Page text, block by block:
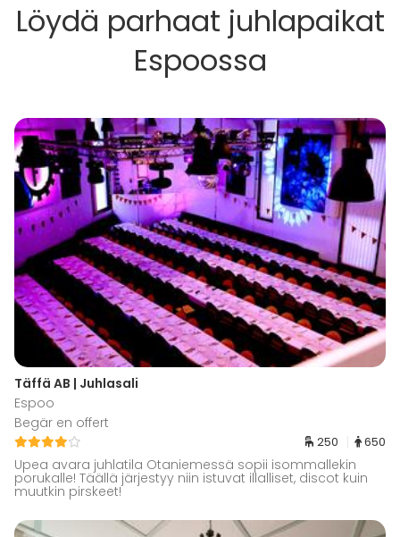
Löydä parhaat juhlapaikat
Espoossa
Täffä AB | Juhlasali
Espoo
Begär en offert
250 650
Upea avara juhlatila Otaniemessä sopii isommallekin
porukalle! Täällä järjestyy niin istuvat illalliset, discot kuin
muutkin pirskeet!